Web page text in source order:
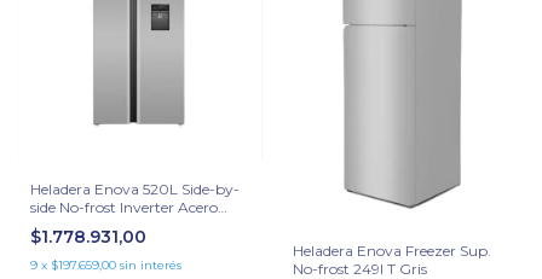
Heladera Enova 520L Side-by-
side No-frost Inverter Acero
Inox
$1.778.931,00
9 x $197.659,00 sin interés
Heladera Enova Freezer Sup.
No-frost 249l T Gris